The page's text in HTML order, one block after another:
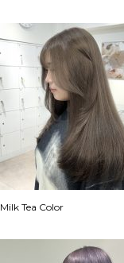
Milk Tea Color